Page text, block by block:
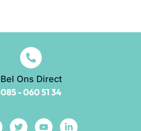
Bel Ons Direct
085 - 060 51 34